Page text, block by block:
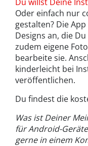
Oder einfach nur
gestalten? Die
Designs an, die
zudem eigene
bearbeite sie.
kinderleicht bei
veröffentlichen.
Du findest die
Was ist Deiner
für Android-
gerne in einem